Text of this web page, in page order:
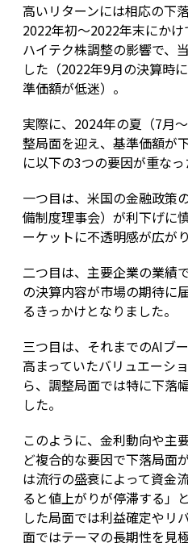
高いリターンには相応の下
2022年初〜2022年末にか
ハイテク株調整の影響で、
した（2022年9月の決算時
準価額が低迷）。
実際に、2024年の夏（7月
整局面を迎え、基準価額が
に以下の3つの要因が重なっ
一つ目は、米国の金融政策
備制度理事会）が利下げに
ーケットに不透明感が広が
二つ目は、主要企業の業績
の決算内容が市場の期待に
るきっかけとなりました。
三つ目は、それまでのAIブ
高まっていたバリュエーシ
ら、調整局面では特に下落
した。
このように、金利動向や主
ど複合的な要因で下落局面
は流行の盛衰によって資金
ると値上がりが停滞する」
した局面では利益確定やリ
面ではテーマの長期性を見